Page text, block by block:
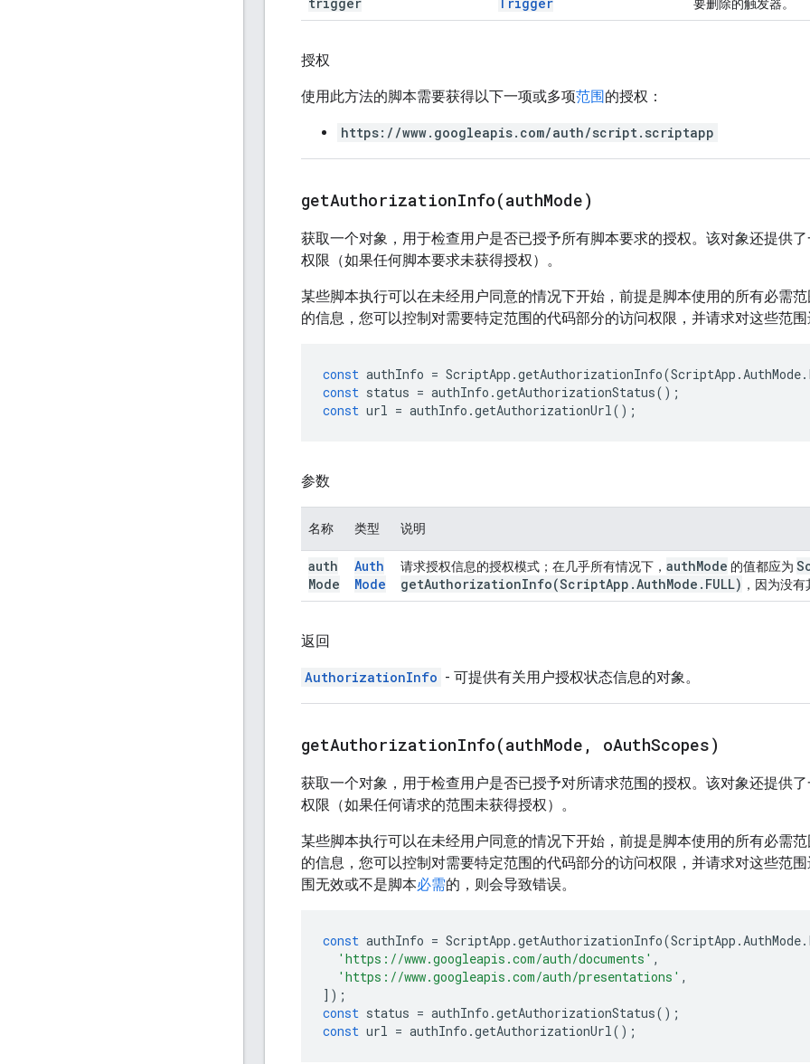
要删除的触发器。
授权
使用此方法的脚本需要获得以下一项或多项范围的授权：
https://www.googleapis.com/auth/script.scriptapp
getAuthorizationInfo(authMode)
获取一个对象，用于检查用户是否已授予所有脚本要求的授权。该对象还提供
权限（如果任何脚本要求未获得授权）。
某些脚本执行可以在未经用户同意的情况下开始，前提是脚本使用的所有必需
的信息，您可以控制对需要特定范围的代码部分的访问权限，并请求对这些范
const authInfo = ScriptApp .getAuthorizationInfo(ScriptApp .AuthMode.
const status = authInfo .getAuthorizationStatus();
const url = authInfo .getAuthorizationUrl();
参数
名称 类型 说明
auth
Mode
Auth
Mode
请求授权信息的授权模式；在几乎所有情况下， authMode 的值都应为
getAuthorizationInfo(ScriptApp .AuthMode . FULL) ，因为没
返回
AuthorizationInfo - 可提供有关用户授权状态信息的对象。
getAuthorizationInfo(authMode , oAuthScopes)
获取一个对象，用于检查用户是否已授予对所请求范围的授权。该对象还提供
权限（如果任何请求的范围未获得授权）。
某些脚本执行可以在未经用户同意的情况下开始，前提是脚本使用的所有必需
的信息，您可以控制对需要特定范围的代码部分的访问权限，并请求对这些范
围无效或不是脚本必需的，则会导致错误。
const authInfo = ScriptApp .getAuthorizationInfo(ScriptApp .AuthMode.
'https://www.googleapis.com/auth/documents' ,
'https://www.googleapis.com/auth/presentations' ,
]);
const status = authInfo .getAuthorizationStatus();
const url = authInfo .getAuthorizationUrl();